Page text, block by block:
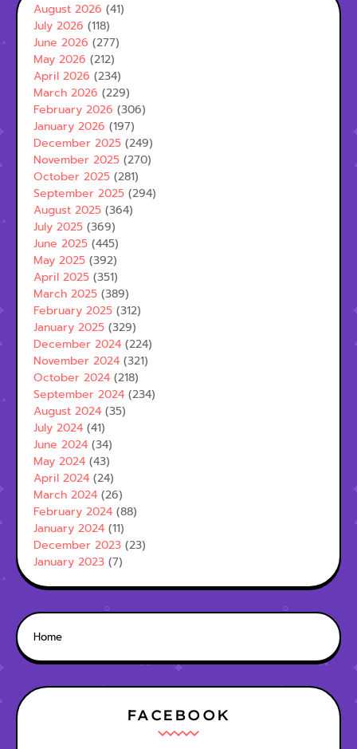
August 2026 (41)
July 2026 (118)
June 2026 (277)
May 2026 (212)
April 2026 (234)
March 2026 (229)
February 2026 (306)
January 2026 (197)
December 2025 (249)
November 2025 (270)
October 2025 (281)
September 2025 (294)
August 2025 (364)
July 2025 (369)
June 2025 (445)
May 2025 (392)
April 2025 (351)
March 2025 (389)
February 2025 (312)
January 2025 (329)
December 2024 (224)
November 2024 (321)
October 2024 (218)
September 2024 (234)
August 2024 (35)
July 2024 (41)
June 2024 (34)
May 2024 (43)
April 2024 (24)
March 2024 (26)
February 2024 (88)
January 2024 (11)
December 2023 (23)
January 2023 (7)
Home
FACEBOOK